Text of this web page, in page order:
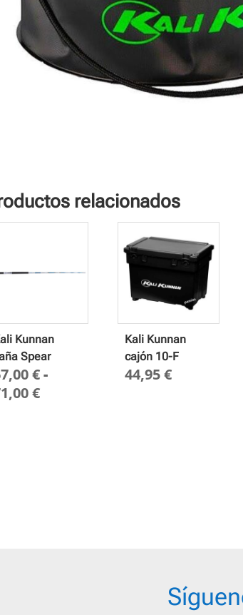
relacionados
Kunnan
Spear
€ -
€Rango
Kali Kunnan
cajón 10-F
44,95€